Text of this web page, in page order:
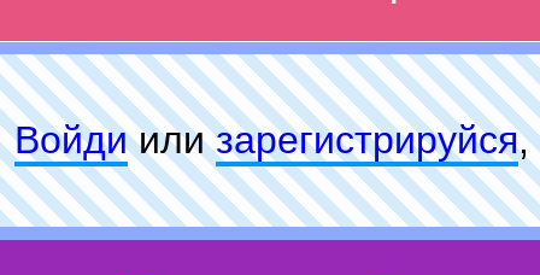
Войдиилизарeгиcтpируйся,